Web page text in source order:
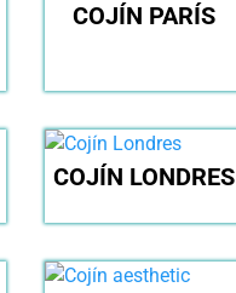
COJÍN PARÍS
COJÍN LONDRES